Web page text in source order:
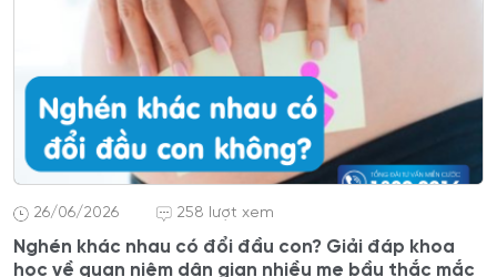
26/06/2026 258 lượt xem
Nghén khác nhau có đổi đầu con? Giải đáp khoa
học về quan niệm dân gian nhiều mẹ bầu thắc mắc